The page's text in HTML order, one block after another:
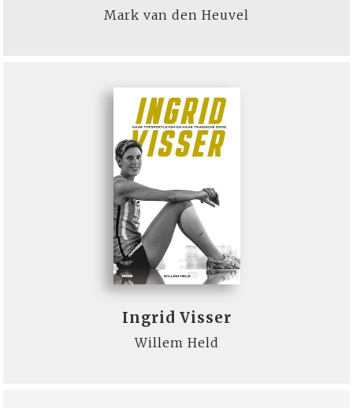
Mark van den Heuvel
Ingrid Visser
Willem Held